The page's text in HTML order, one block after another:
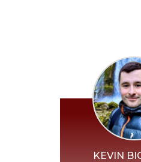
KEVIN